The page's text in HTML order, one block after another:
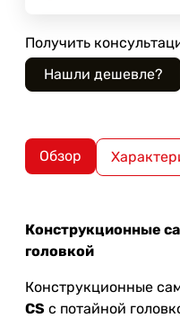
Получить
Обзор
Конструкционные
головкой
Конструкционные
CS с потайной